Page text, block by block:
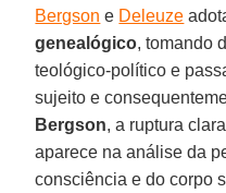
Bergson e Deleuze
genealógico, tomando
teológico-político e
sujeito e
Bergson, a ruptura
aparece na análise da
consciência e do corpo